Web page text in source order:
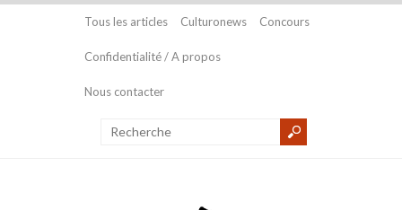
Tous les articles Culturonews Concours
Confidentialité / A propos
Nous contacter